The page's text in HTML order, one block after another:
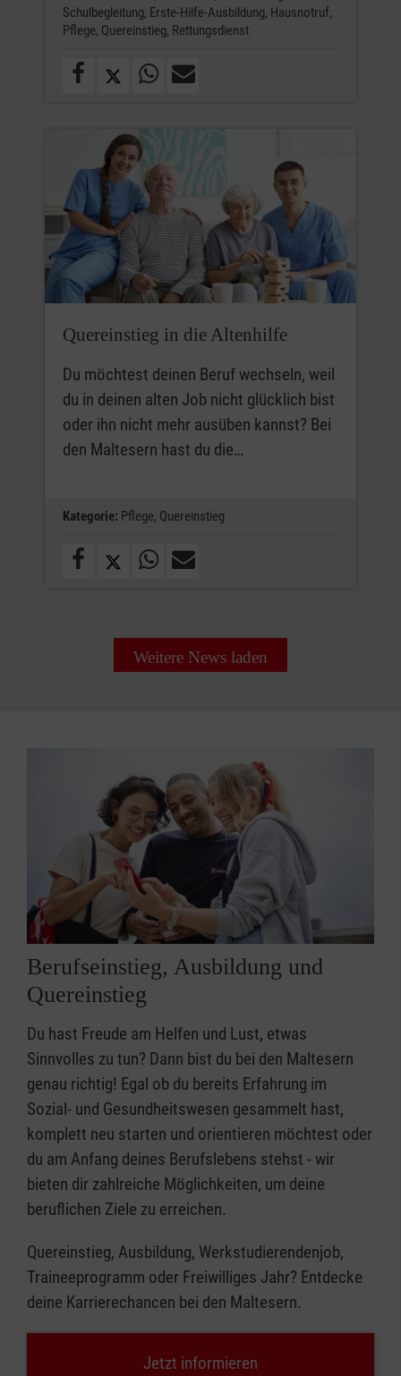
Schulbegleitung, Erste-Hilfe-Ausbildung, Hausnotruf,
Pflege, Quereinstieg, Rettungsdienst
Quereinstieg in die Altenhilfe
Du möchtest deinen Beruf wechseln, weil
du in deinen alten Job nicht glücklich bist
oder ihn nicht mehr ausüben kannst? Bei
den Maltesern hast du die…
Kategorie: Pflege, Quereinstieg
Weitere News laden
Berufseinstieg, Ausbildung und
Quereinstieg
Du hast Freude am Helfen und Lust, etwas
Sinnvolles zu tun? Dann bist du bei den Maltesern
genau richtig! Egal ob du bereits Erfahrung im
Sozial- und Gesundheitswesen gesammelt hast,
komplett neu starten und orientieren möchtest oder
du am Anfang deines Berufslebens stehst - wir
bieten dir zahlreiche Möglichkeiten, um deine
beruflichen Ziele zu erreichen.
Quereinstieg, Ausbildung, Werkstudierendenjob,
Traineeprogramm oder Freiwilliges Jahr? Entdecke
deine Karrierechancen bei den Maltesern.
Jetzt informieren